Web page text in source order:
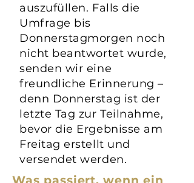
auszufüllen. Falls die
Umfrage bis
Donnerstagmorgen noch
nicht beantwortet wurde,
senden wir eine
freundliche Erinnerung –
denn Donnerstag ist der
letzte Tag zur Teilnahme,
bevor die Ergebnisse am
Freitag erstellt und
versendet werden.